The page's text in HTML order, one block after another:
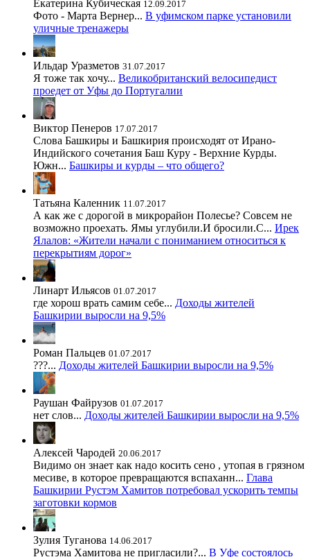
Екатерина Кубическая 12.09.2017
Фото - Марта Вернер... В уфимском парке установили
уличные тренажеры
Ильдар Уразметов 31.07.2017
Я тоже так хочу... Великобританский велосипедист
проедет от Уфы до Португалии
Виктор Пенеров 17.07.2017
Слова Башкиры и Башкирия происходят от Ирано-
Индийского сочетания Баш Куру - Верхние Курды.
Южн... Башкиры и курды – что общего?
Татьяна Каленник 11.07.2017
А как же с дорогой в микрорайон Полесье? Совсем не
возможно проехать. Ямы углубили.И бросили.С... Ирек
Ялалов: «Жители начали с пониманием относиться к
перекрытиям дорог»
Линарт Ильясов 01.07.2017
где хорош врать самим себе... Доходы жителей
Башкирии выросли на 9,5%
Роман Пальцев 01.07.2017
???... Доходы жителей Башкирии выросли на 9,5%
Раушан Файрузов 01.07.2017
нет слов... Доходы жителей Башкирии выросли на 9,5%
Алексей Чародей 20.06.2017
Видимо он знает как надо косить сено , утопая в грязном
месиве, в которое превращаются вспаханн... Глава
Башкирии Рустэм Хамитов потребовал ускорить темпы
заготовки кормов
Зулия Туганова 14.06.2017
Рустэма Хамитова не пригласили?... В Уфе состоялось